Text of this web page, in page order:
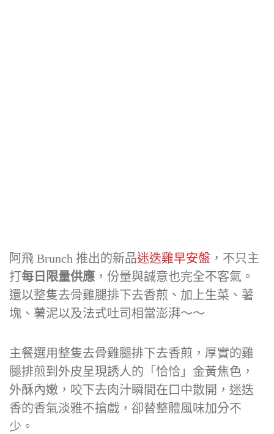
阿飛 Brunch 推出的新品迷迭雞早安盤 ，不只主
打每日限量供應 ，份量與誠意也完全不客氣。
還以整隻去骨雞腿排下去香煎、加上生菜、薯
塊、薯泥以及法式吐司相當澎湃～～
主餐選用整隻去骨雞腿排下去香煎，厚實的雞
腿排煎到外皮呈現誘人的「恰恰」金黃焦色，
外酥內嫩，咬下去肉汁瞬間在口中散開，迷迭
香的香氣淡雅不搶戲，卻替整體風味加分不
少。